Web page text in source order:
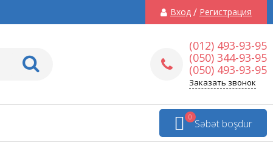
Вход / Регистрация
(012) 493-93-95
(050) 344-93-95
(050) 493-93-95
Заказать звонок
Səbət boşdur
0